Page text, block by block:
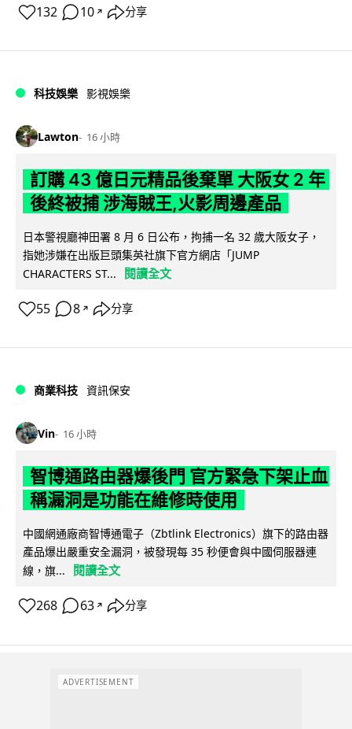
132 10 ↗ 分享
科技娛樂 影視娛樂
Lawton 16 小時
訂購 43 億日元精品後棄單 大阪女 2 年
後終被捕 涉海賊王,火影周邊產品
日本警視廳神田署 8 月 6 日公布，拘捕一名 32 歲大阪女子，
指她涉嫌在出版巨頭集英社旗下官方網店「JUMP
CHARACTERS ST...
閱讀全文
55 8 ↗ 分享
商業科技 資訊保安
Vin 16 小時
智博通路由器爆後門 官方緊急下架止血
稱漏洞是功能在維修時使用
中國網通廠商智博通電子（Zbtlink Electronics）旗下的路由器
產品爆出嚴重安全漏洞，被發現每 35 秒便會與中國伺服器連
線，旗...
閱讀全文
268 63 ↗ 分享
ADVERTISEMENT